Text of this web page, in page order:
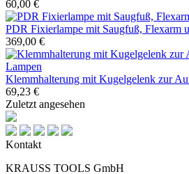
60,00 €
PDR Fixierlampe mit Saugfuß, Flexarm
369,00 €
Klemmhalterung mit Kugelgelenk zur
69,23 €
Zuletzt angesehen
Kontakt
KRAUSS TOOLS GmbH